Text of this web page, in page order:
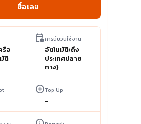
ซื้อเลย
รือ
ติ
calendar_clockการนับวันใช้งาน
อัตโนมัติ(ถึง
ประเทศปลาย
ทาง)
add_circleTop Up
-